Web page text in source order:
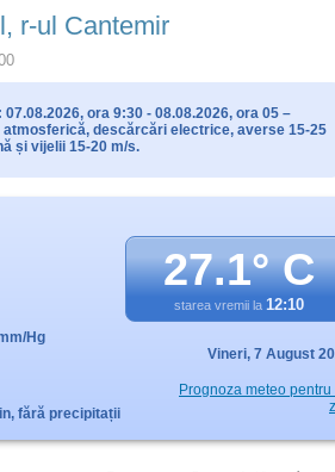
r-ul Cantemir
07.08.2026, ora 9:30 - 08.08.2026, ora 05 –
atmosferică, descărcări electrice, averse 15-25
și vijelii 15-20 m/s.
27.1° C
starea vremii la 12:10
Hg
fără precipitații
Vineri, 7 August
Prognoza meteo pentru